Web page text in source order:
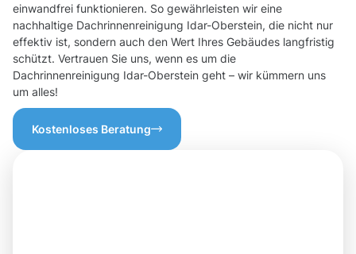
einwandfrei funktionieren. So gewährleisten wir eine
nachhaltige Dachrinnenreinigung Idar-Oberstein, die nicht nur
effektiv ist, sondern auch den Wert Ihres Gebäudes langfristig
schützt. Vertrauen Sie uns, wenn es um die
Dachrinnenreinigung Idar-Oberstein geht – wir kümmern uns
um alles!
Kostenloses Beratung